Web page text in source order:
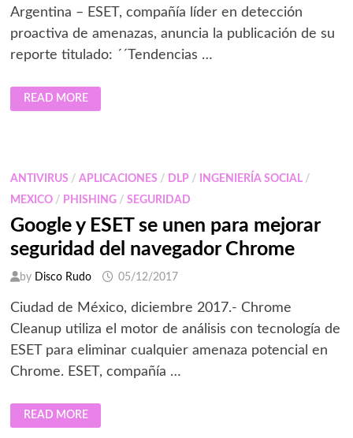
Argentina – ESET, compañía líder en detección
proactiva de amenazas, anuncia la publicación de su
reporte titulado: ´´Tendencias …
ESET
ANUNCIA
LAS
EL
READ MORE
ANTIVIRUS / APLICACIONES / DLP/ INGENIERÍA SOCIAL/
MEXICO/ PHISHING/ SEGURIDAD
Google y ESET se unen para mejorar
seguridad del navegador Chrome
by Disco Rudo 05/12/2017
Ciudad de México, diciembre 2017.- Chrome
Cleanup utiliza el motor de análisis con tecnología de
ESET para eliminar cualquier amenaza potencial en
Chrome. ESET, compañía …
GOOGLE
Y
ESET
READ MORE